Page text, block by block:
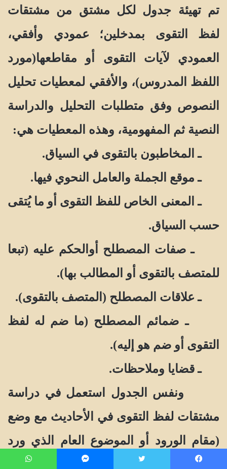
تم تهيئة جدول لكل مشتق من مشتقات
لفظ التقوى بمدخلين؛ عمودي وأفقي،
العمودي لآيات التقوى أو مقاطعها(مورد
اللفظ المدروس)، والأفقي لمعطيات تحليل
النصوص وفق متطلبات التحليل والدراسة
النصية ثم المفهومية، وهذه المعطيات هي:
ـ المخاطبون بالتقوى في السياق.
ـ موقع الجملة والعامل النحوي فيها.
ـ المعنى الخاص للفظ التقوى أو ما يُتقى
حسب السياق.
ـ صفات المصطلح أوالحكم عليه (تبعا
للمتصف بالتقوى أو المطالب بها).
ـ علاقات المصطلح (المتصف بالتقوى).
ـ ضمائم المصطلح (ما ضم له لفظ
التقوى أو ضم هو إليه).
ـ قضايا وملاحظات.
ونفس الجدول استعمل في دراسة
مشتقات لفظ التقوى في الأحاديث مع وضع
(مقام الورود أو الموضوع العام الذي ورد
فيه الحديث) مقابل السياق بالنسبة للقرآن.